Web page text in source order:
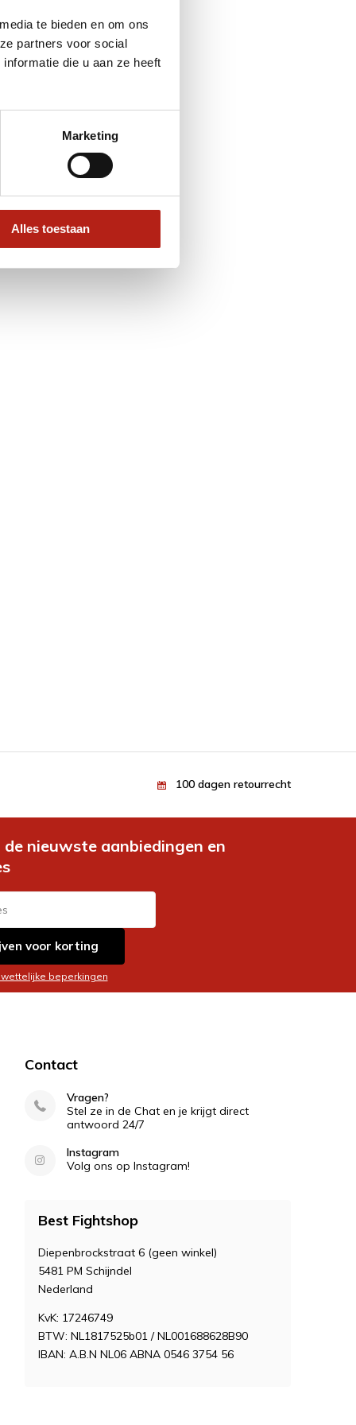
te bieden en om ons
partners voor social
die u aan ze heeft
Marketing
Alles toestaan
100 dagen retourrecht
nieuwste aanbiedingen en
voor korting
beperkingen
Contact
Vragen?
Stel ze in de Chat en je krijgt direct
antwoord 24/7
Instagram
Volg ons op Instagram!
Best Fightshop
Diepenbrockstraat 6 (geen winkel)
5481 PM Schijndel
Nederland
KvK: 17246749
BTW: NL1817525b01 / NL001688628B90
IBAN: A.B.N NL06 ABNA 0546 3754 56